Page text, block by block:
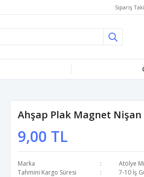
Sipariş
Ahşap Plak Magnet
9,00 TL
Marka
Atölye Mi
Tahmini Kargo Süresi
7-10 İş